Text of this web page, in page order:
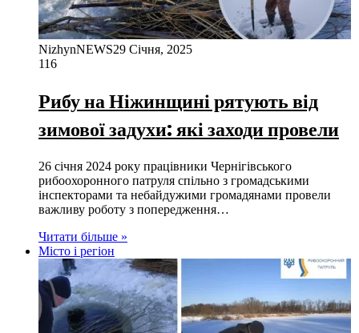
NizhynNEWS29 Січня, 2025
116
Рибу на Ніжинщині рятують від
зимової задухи: які заходи провели
26 січня 2024 року працівники Чернігівського
рибоохоронного патруля спільно з громадськими
інспекторами та небайдужими громадянами провели
важливу роботу з попередження…
Читати більше »
Місто і регіон